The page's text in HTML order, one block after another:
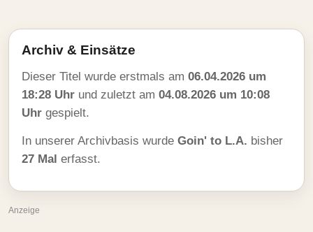
Archiv & Einsätze
Dieser Titel wurde erstmals am 06.04.2026 um
18:28 Uhr und zuletzt am 04.08.2026 um 10:08
Uhr gespielt.
In unserer Archivbasis wurde Goin' to L.A. bisher
27 Mal erfasst.
Anzeige